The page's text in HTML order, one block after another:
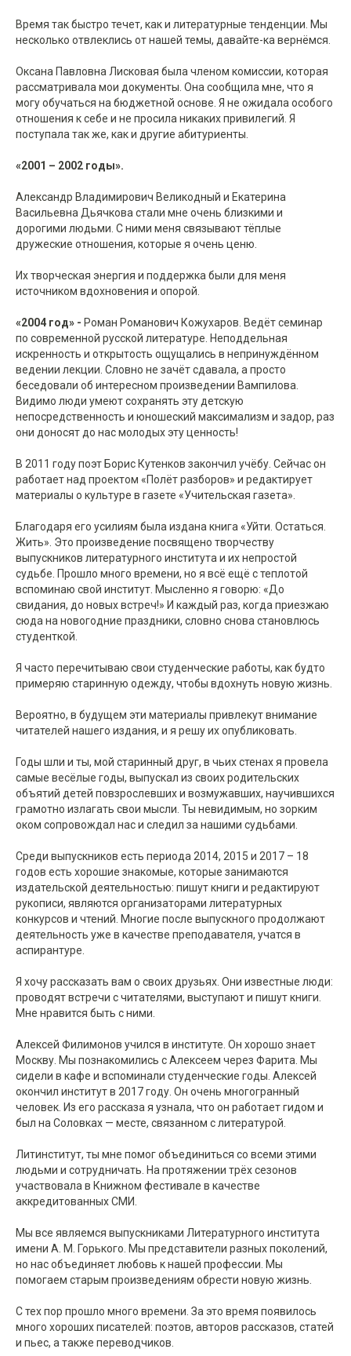
Время так быстро течет, как и литературные тенденции. Мы
несколько отвлеклись от нашей темы, давайте-ка вернёмся.
Оксана Павловна Лисковая была членом комиссии, которая
рассматривала мои документы. Она сообщила мне, что я
могу обучаться на бюджетной основе. Я не ожидала особого
отношения к себе и не просила никаких привилегий. Я
поступала так же, как и другие абитуриенты.
«2001 – 2002 годы».
Александр Владимирович Великодный и Екатерина
Васильевна Дьячкова стали мне очень близкими и
дорогими людьми. С ними меня связывают тёплые
дружеские отношения, которые я очень ценю.
Их творческая энергия и поддержка были для меня
источником вдохновения и опорой.
«2004 год» - Роман Романович Кожухаров. Ведёт семинар
по современной русской литературе. Неподдельная
искренность и открытость ощущались в непринуждённом
ведении лекции. Словно не зачёт сдавала, а просто
беседовали об интересном произведении Вампилова.
Видимо люди умеют сохранять эту детскую
непосредственность и юношеский максимализм и задор, раз
они доносят до нас молодых эту ценность!
В 2011 году поэт Борис Кутенков закончил учёбу. Сейчас он
работает над проектом «Полёт разборов» и редактирует
материалы о культуре в газете «Учительская газета».
Благодаря его усилиям была издана книга «Уйти. Остаться.
Жить». Это произведение посвящено творчеству
выпускников литературного института и их непростой
судьбе. Прошло много времени, но я всё ещё с теплотой
вспоминаю свой институт. Мысленно я говорю: «До
свидания, до новых встреч!» И каждый раз, когда приезжаю
сюда на новогодние праздники, словно снова становлюсь
студенткой.
Я часто перечитываю свои студенческие работы, как будто
примеряю старинную одежду, чтобы вдохнуть новую жизнь.
Вероятно, в будущем эти материалы привлекут внимание
читателей нашего издания, и я решу их опубликовать.
Годы шли и ты, мой старинный друг, в чьих стенах я провела
самые весёлые годы, выпускал из своих родительских
объятий детей повзрослевших и возмужавших, научившихся
грамотно излагать свои мысли. Ты невидимым, но зорким
оком сопровождал нас и следил за нашими судьбами.
Среди выпускников есть периода 2014, 2015 и 2017 – 18
годов есть хорошие знакомые, которые занимаются
издательской деятельностью: пишут книги и редактируют
рукописи, являются организаторами литературных
конкурсов и чтений. Многие после выпускного продолжают
деятельность уже в качестве преподавателя, учатся в
аспирантуре.
Я хочу рассказать вам о своих друзьях. Они известные люди:
проводят встречи с читателями, выступают и пишут книги.
Мне нравится быть с ними.
Алексей Филимонов учился в институте. Он хорошо знает
Москву. Мы познакомились с Алексеем через Фарита. Мы
сидели в кафе и вспоминали студенческие годы. Алексей
окончил институт в 2017 году. Он очень многогранный
человек. Из его рассказа я узнала, что он работает гидом и
был на Соловках — месте, связанном с литературой.
Литинститут, ты мне помог объединиться со всеми этими
людьми и сотрудничать. На протяжении трёх сезонов
участвовала в Книжном фестивале в качестве
аккредитованных СМИ.
Мы все являемся выпускниками Литературного института
имени А. М. Горького. Мы представители разных поколений,
но нас объединяет любовь к нашей профессии. Мы
помогаем старым произведениям обрести новую жизнь.
С тех пор прошло много времени. За это время появилось
много хороших писателей: поэтов, авторов рассказов, статей
и пьес, а также переводчиков.